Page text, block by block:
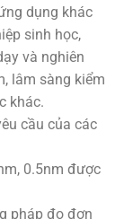
dụng khác
sinh học,
và nghiên
lâm sàng kiểm
khác.
cầu của các
0.5nm được
pháp đo đơn